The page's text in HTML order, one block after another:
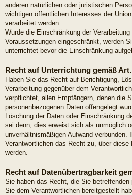
anderen natürlichen oder juristischen
wichtigen öffentlichen Interesses der
verarbeitet werden.
Wurde die Einschränkung der Verarbeitung
Voraussetzungen eingeschränkt, werden
unterrichtet bevor die Einschränkung
Recht auf Unterrichtung gemäß
Haben Sie das Recht auf Berichtigung,
Verarbeitung gegenüber dem
verpflichtet, allen Empfängern, denen die
personenbezogenen Daten offengelegt
Löschung der Daten oder Einschränkung
sei denn, dies erweist sich als unmöglich
unverhältnismäßigen Aufwand verbunden.
Verantwortlichen das Recht zu, über
werden.
Recht auf Datenübertragbarkeit
Sie haben das Recht, die Sie
Sie dem Verantwortlichen bereitgestellt